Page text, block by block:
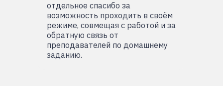
отдельное спасибо за
возможность проходить в своём
режиме, совмещая с работой и за
обратную связь от
преподавателей по домашнему
заданию.